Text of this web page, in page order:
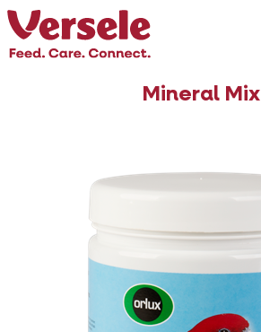
Mineral Mix